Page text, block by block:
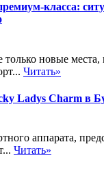
класса:
новые места,
Читать»
Ladys Charm в
аппарата,
Читать»